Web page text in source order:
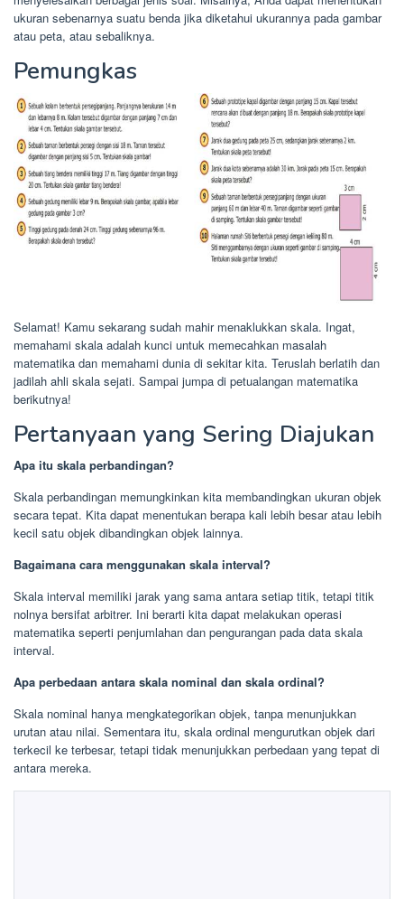
ukuran sebenarnya suatu benda jika diketahui ukurannya pada gambar
atau peta, atau sebaliknya.
Pemungkas
Selamat! Kamu sekarang sudah mahir menaklukkan skala. Ingat,
memahami skala adalah kunci untuk memecahkan masalah
matematika dan memahami dunia di sekitar kita. Teruslah berlatih dan
jadilah ahli skala sejati. Sampai jumpa di petualangan matematika
berikutnya!
Pertanyaan yang Sering Diajukan
Apa itu skala perbandingan?
Skala perbandingan memungkinkan kita membandingkan ukuran objek
secara tepat. Kita dapat menentukan berapa kali lebih besar atau lebih
kecil satu objek dibandingkan objek lainnya.
Bagaimana cara menggunakan skala interval?
Skala interval memiliki jarak yang sama antara setiap titik, tetapi titik
nolnya bersifat arbitrer. Ini berarti kita dapat melakukan operasi
matematika seperti penjumlahan dan pengurangan pada data skala
interval.
Apa perbedaan antara skala nominal dan skala ordinal?
Skala nominal hanya mengkategorikan objek, tanpa menunjukkan
urutan atau nilai. Sementara itu, skala ordinal mengurutkan objek dari
terkecil ke terbesar, tetapi tidak menunjukkan perbedaan yang tepat di
antara mereka.